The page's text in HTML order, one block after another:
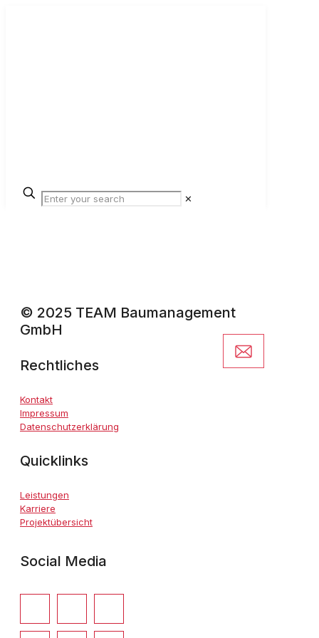
✕
© 2025 TEAM Baumanagement
GmbH
Rechtliches
Kontakt
Impressum
Datenschutzerklärung
Quicklinks
Leistungen
Karriere
Projektübersicht
Social Media